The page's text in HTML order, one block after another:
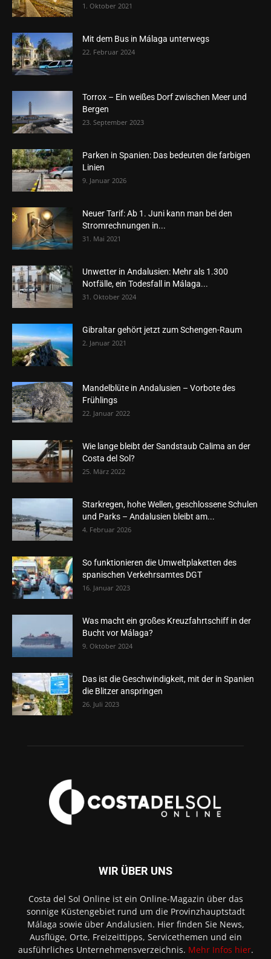
1. Oktober 2021
Mit dem Bus in Málaga unterwegs
22. Februar 2024
Torrox – Ein weißes Dorf zwischen Meer und
Bergen
23. September 2023
Parken in Spanien: Das bedeuten die farbigen
Linien
9. Januar 2026
Neuer Tarif: Ab 1. Juni kann man bei den
Stromrechnungen in...
31. Mai 2021
Unwetter in Andalusien: Mehr als 1.300
Notfälle, ein Todesfall in Málaga...
31. Oktober 2024
Gibraltar gehört jetzt zum Schengen-Raum
2. Januar 2021
Mandelblüte in Andalusien – Vorbote des
Frühlings
22. Januar 2022
Wie lange bleibt der Sandstaub Calima an der
Costa del Sol?
25. März 2022
Starkregen, hohe Wellen, geschlossene Schulen
und Parks – Andalusien bleibt am...
4. Februar 2026
So funktionieren die Umweltplaketten des
spanischen Verkehrsamtes DGT
16. Januar 2023
Was macht ein großes Kreuzfahrtschiff in der
Bucht vor Málaga?
9. Oktober 2024
Das ist die Geschwindigkeit, mit der in Spanien
die Blitzer anspringen
26. Juli 2023
WIR ÜBER UNS
Costa del Sol Online ist ein Online-Magazin über das
sonnige Küstengebiet rund um die Provinzhauptstadt
Málaga sowie über Andalusien. Hier finden Sie News,
Ausflüge, Orte, Freizeittipps, Servicethemen und ein
ausführliches Unternehmensverzeichnis. Mehr Infos hier.